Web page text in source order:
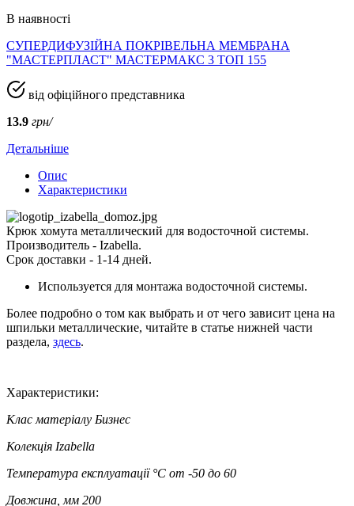
В наявності
СУПЕРДИФУЗІЙНА ПОКРІВЕЛЬНА МЕМБРАНА
"МАСТЕРПЛАСТ" МАСТЕРМАКС 3 ТОП 155
від офіційного представника
13.9 грн/
Детальніше
Опис
Характеристики
Крюк хомута металлический для водосточной системы.
Производитель - Izabella.
Срок доставки - 1-14 дней.
Используется для монтажа водосточной системы.
Более подробно о том как выбрать и от чего зависит цена на
шпильки металлические, читайте в статье нижней части
раздела, здесь.
Характеристики:
Клас матеріалу Бизнес
Колекція Izabella
Температура експлуатації °C от -50 до 60
Довжина, мм 200